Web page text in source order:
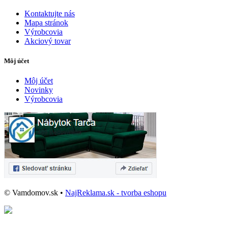
Kontaktujte nás
Mapa stránok
Výrobcovia
Akciový tovar
Môj účet
Môj účet
Novinky
Výrobcovia
© Vamdomov.sk • NajReklama.sk - tvorba eshopu